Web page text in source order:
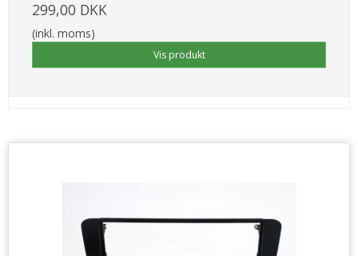
299,00 DKK
(inkl. moms)
Vis produkt